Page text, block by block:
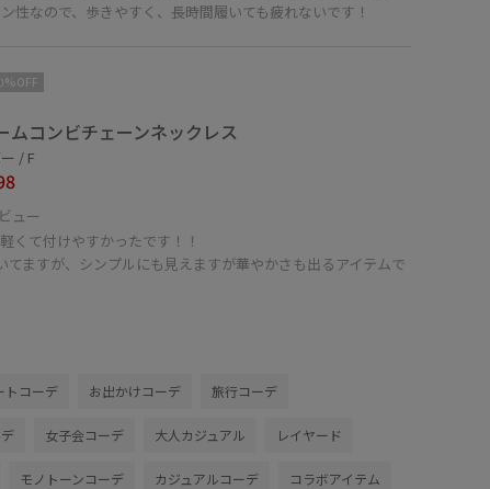
ン性なので、歩きやすく、長時間履いても疲れないです！
ムコンビチェーンネックレス
ー / F
ュー
くて付けやすかったです！！
てますが、シンプルにも見えますが華やかさも出るアイテムで
トコーデ お出かけコーデ 旅行コーデ
女子会コーデ 大人カジュアル レイヤード
モノトーンコーデ カジュアルコーデ コラボアイテム